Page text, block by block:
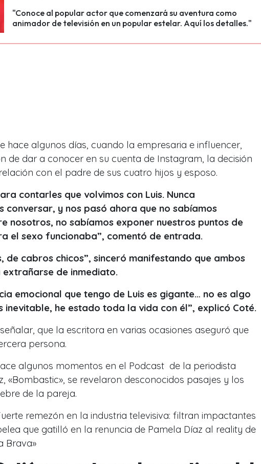
"Conoce al popular actor que comenzará su aventura como
animador de televisión en un popular estelar. Aquí los detalles."
hace algunos días, cuando la empresaria e influencer,
de dar a conocer en su cuenta de Instagram, la decisión
con el padre de sus cuatro hijos y esposo.
contarles que volvimos con Luis. Nunca
conversar, y nos pasó ahora que no sabíamos
nosotros, no sabíamos exponer nuestros puntos de
el sexo funcionaba”, comentó de entrada.
de cabros chicos”, sinceró manifestando que ambos
extrañarse de inmediato.
emocional que tengo de Luis es gigante… no es algo
inevitable, he estado toda la vida con él”, explicó Coté.
que la escritora en varias ocasiones aseguró que
persona.
algunos momentos en el Podcast de la periodista
«Bombastic», se revelaron desconocidos pasajes y los
de la pareja.
remezón en la industria televisiva: filtran impactantes
que gatilló en la renuncia de Pamela Díaz al reality de
Brava»